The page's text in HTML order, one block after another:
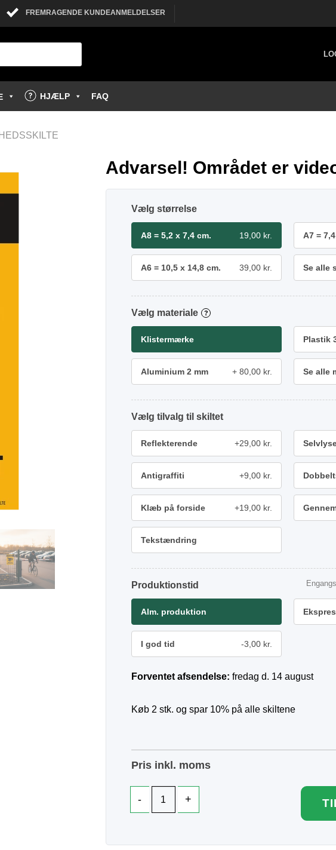
FREMRAGENDE KUNDEANMELDELSER
HJÆLP FAQ
Advarsel! Området er
størrelse
A8 = 5,2 x 7,4 cm. 19,00 kr. A7 =
A6 = 10,5 x 14,8 cm. 39,00 kr. Se alle
materiale ?
Klistermærke Plastik
Aluminium 2 mm 80,00 kr. Se alle
tilvalg
Reflekterende +29,00 kr.
Antigraffiti +9,00 kr.
Klæb på forside +19,00 kr.
Tekstændring
Produktionstid
Alm. produktion
I god tid -3,00 kr.
Forventet afsendelse: fredag d. 14 august
Køb 2 stk. og spar 10% på alle skiltene
Pris inkl. moms